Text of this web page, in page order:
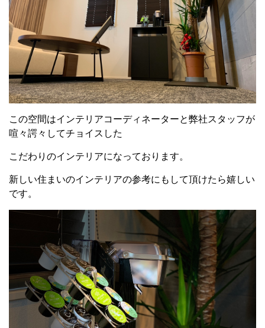
この空間はインテリアコーディネーターと弊社スタッフが
喧々諤々してチョイスした
こだわりのインテリアになっております。
新しい住まいのインテリアの参考にもして頂けたら嬉しい
です。